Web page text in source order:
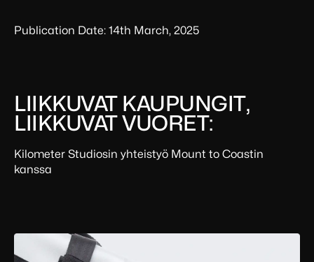
Publication Date: 14th March, 2025
LIIKKUVAT KAUPUNGIT,
LIIKKUVAT VUORET:
Kilometer Studiosin yhteistyö Mount to Coastin
kanssa